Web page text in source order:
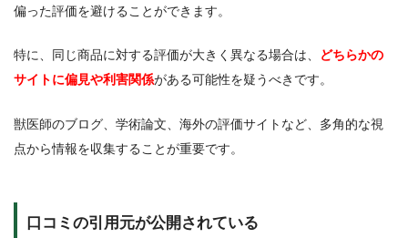
偏った評価を避けることができます。
特に、同じ商品に対する評価が大きく異なる場合は、
どちらかの
サイトに偏見や利害関係がある可能性を疑うべきです。
獣医師のブログ、学術論文、海外の評価サイトなど、多角的な視
点から情報を収集することが重要です。
口コミの引用元が公開されている